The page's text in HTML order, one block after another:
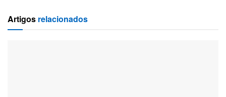
Artigos relacionados